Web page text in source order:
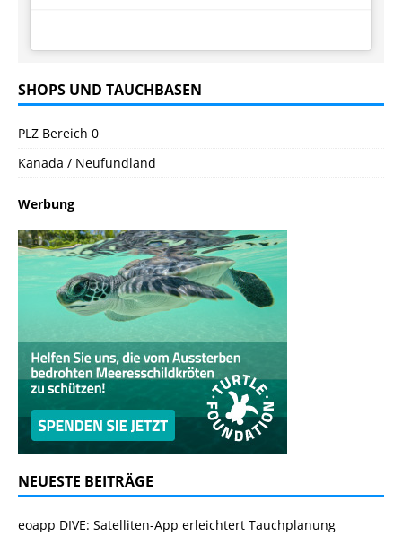
SHOPS UND TAUCHBASEN
PLZ Bereich 0
Kanada / Neufundland
Werbung
NEUESTE BEITRÄGE
eoapp DIVE: Satelliten-App erleichtert Tauchplanung